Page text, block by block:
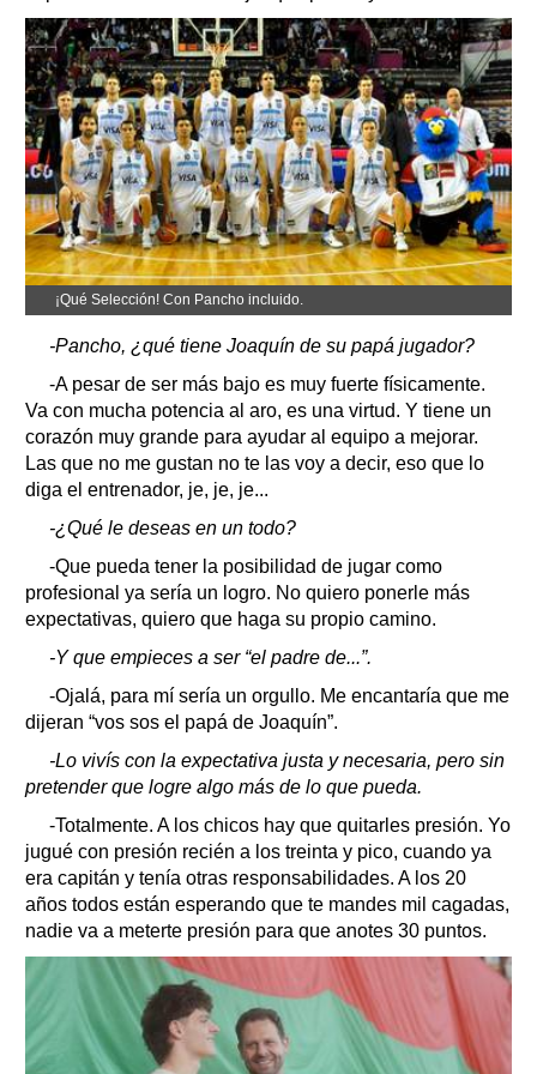
¡Qué Selección! Con Pancho incluido.
-Pancho, ¿qué tiene Joaquín de su papá jugador?
-A pesar de ser más bajo es muy fuerte físicamente.
Va con mucha potencia al aro, es una virtud. Y tiene un
corazón muy grande para ayudar al equipo a mejorar.
Las que no me gustan no te las voy a decir, eso que lo
diga el entrenador, je, je, je...
-¿Qué le deseas en un todo?
-Que pueda tener la posibilidad de jugar como
profesional ya sería un logro. No quiero ponerle más
expectativas, quiero que haga su propio camino.
-Y que empieces a ser “el padre de...”.
-Ojalá, para mí sería un orgullo. Me encantaría que me
dijeran “vos sos el papá de Joaquín”.
-Lo vivís con la expectativa justa y necesaria, pero sin
pretender que logre algo más de lo que pueda.
-Totalmente. A los chicos hay que quitarles presión. Yo
jugué con presión recién a los treinta y pico, cuando ya
era capitán y tenía otras responsabilidades. A los 20
años todos están esperando que te mandes mil cagadas,
nadie va a meterte presión para que anotes 30 puntos.